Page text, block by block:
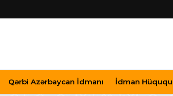
Qərbi Azərbaycan İdmanı İdman Hüququ